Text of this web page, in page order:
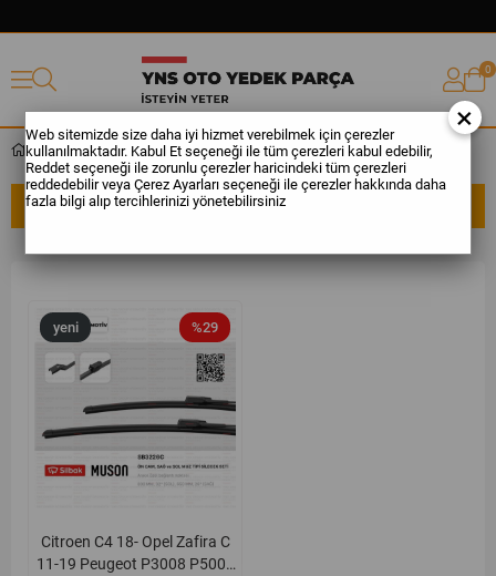
0
P3008
SIRALAMA
Citroen C4 18- Opel Zafira C
11-19 Peugeot P3008 P5008
%29
yeni
ürün
×
Web sitemizde size daha iyi hizmet verebilmek için çerezler
kullanılmaktadır. Kabul Et seçeneği ile tüm çerezleri kabul edebilir,
Reddet seçeneği ile zorunlu çerezler haricindeki tüm çerezleri
reddedebilir veya Çerez Ayarları seçeneği ile çerezler hakkında daha
fazla bilgi alıp tercihlerinizi yönetebilirsiniz